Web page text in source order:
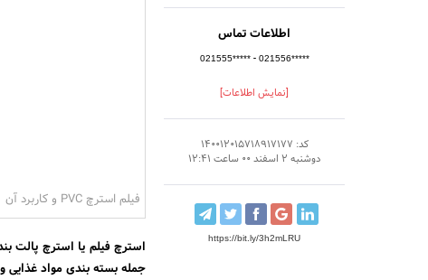
اطلاعات تماس
021555***** - 021556*****
[نمایش اطلاعات]
کد: 140012015718917177
دوشنبه 2 اسفند 00 ساعت 12:41
https://bit.ly/3h2mLRU
فیلم استرچ PVC و کاربرد آن
استرچ فیلم یا استرچ پالت
جمله بسته بندی مواد غذایی